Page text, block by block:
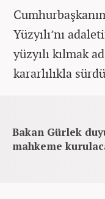
Yüzyılı’nı
yüzyılı kılmak
kararlılıkla
Bakan Gürlek
mahkeme